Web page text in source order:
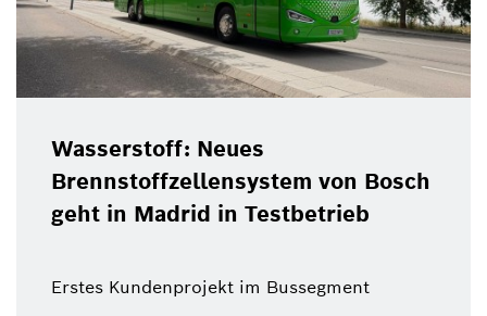
Wasserstoff: Neues
Brennstoffzellensystem von Bosch
geht in Madrid in Testbetrieb
Erstes Kundenprojekt im Bussegment